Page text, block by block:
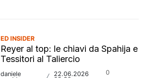
ED INSIDER
Reyer al top: le chiavi da Spahija e
Tessitori al Taliercio
daniele
22.06.2026
0